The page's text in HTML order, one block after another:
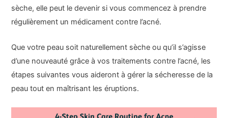
sèche, elle peut le devenir si vous commencez à prendre
régulièrement un médicament contre l’acné.
Que votre peau soit naturellement sèche ou qu’il s’agisse
d’une nouveauté grâce à vos traitements contre l’acné, les
étapes suivantes vous aideront à gérer la sécheresse de la
peau tout en maîtrisant les éruptions.